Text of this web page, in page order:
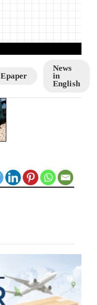
Epaper
News
in
English